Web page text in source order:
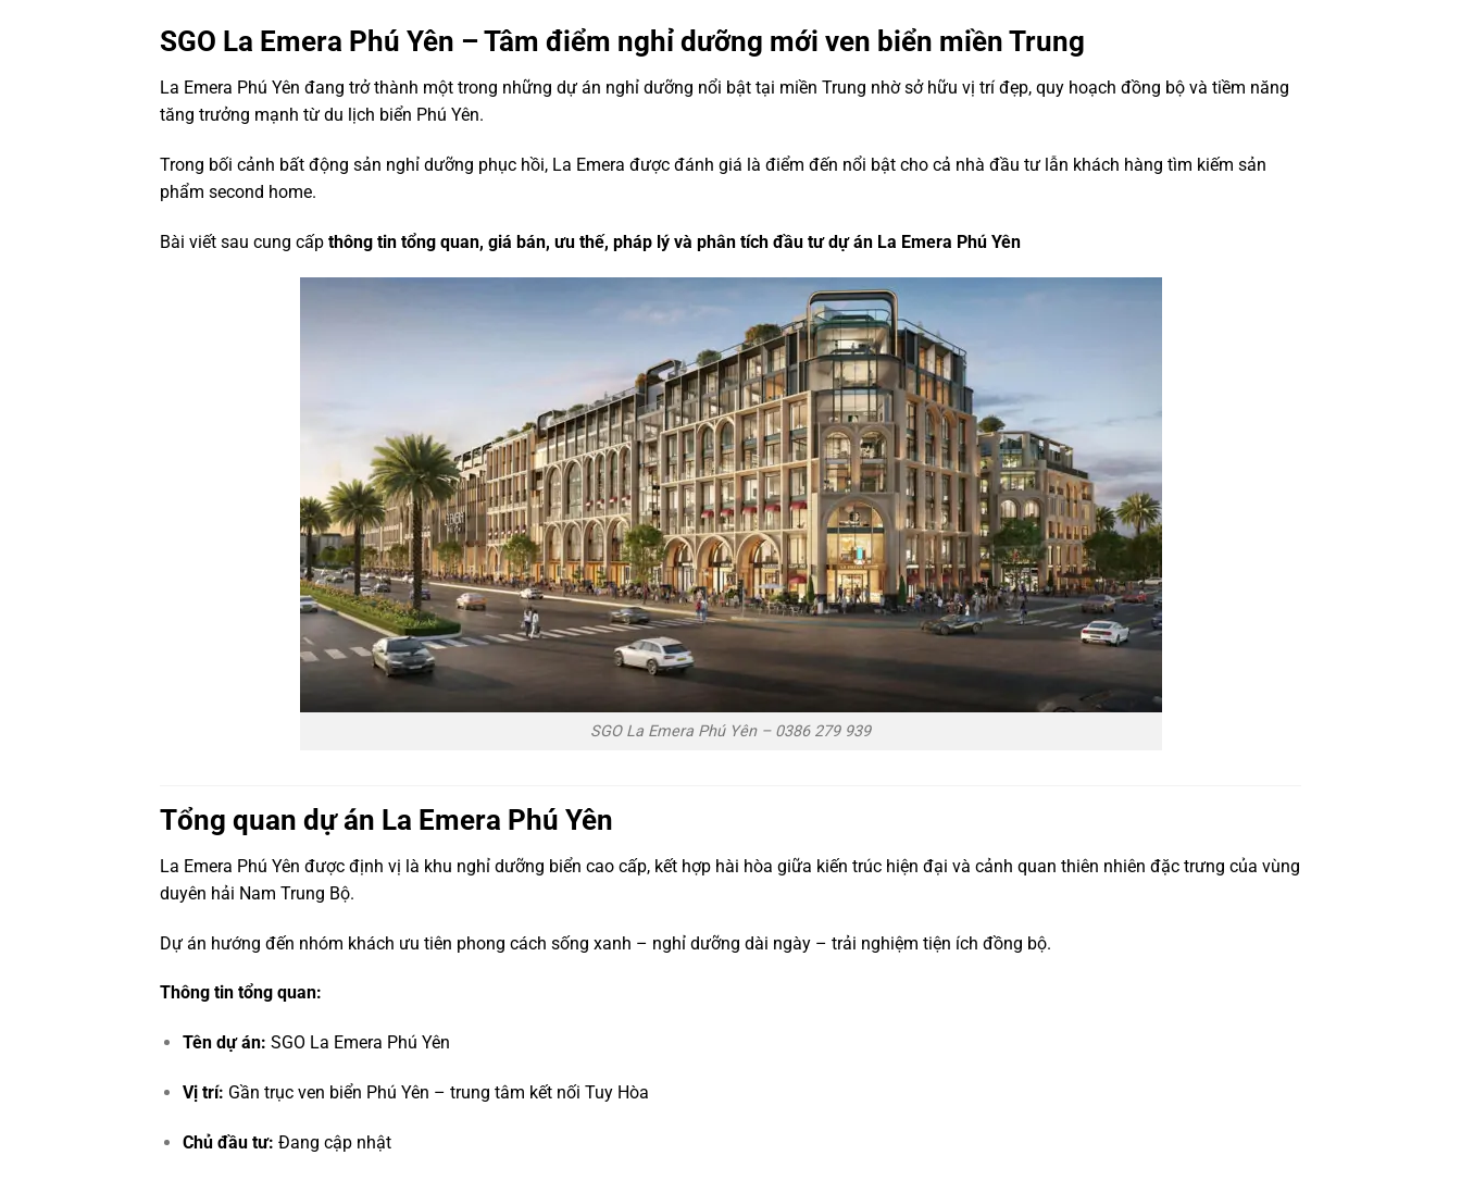
SGO La Emera Phú Yên – Tâm điểm nghỉ dưỡng mới ven biển miền Trung
La Emera Phú Yên đang trở thành một trong những dự án nghỉ dưỡng nổi bật tại miền Trung nhờ sở hữu vị trí đẹp, quy hoạch đồng bộ và tiềm năng
tăng trưởng mạnh từ du lịch biển Phú Yên.
Trong bối cảnh bất động sản nghỉ dưỡng phục hồi, La Emera được đánh giá là điểm đến nổi bật cho cả nhà đầu tư lẫn khách hàng tìm kiếm sản
phẩm second home.
Bài viết sau cung cấp thông tin tổng quan, giá bán, ưu thế, pháp lý và phân tích đầu tư dự án La Emera Phú Yên
SGO La Emera Phú Yên – 0386 279 939
Tổng quan dự án La Emera Phú Yên
La Emera Phú Yên được định vị là khu nghỉ dưỡng biển cao cấp, kết hợp hài hòa giữa kiến trúc hiện đại và cảnh quan thiên nhiên đặc trưng của vùng
duyên hải Nam Trung Bộ.
Dự án hướng đến nhóm khách ưu tiên phong cách sống xanh – nghỉ dưỡng dài ngày – trải nghiệm tiện ích đồng bộ.
Thông tin tổng quan:
Tên dự án: SGO La Emera Phú Yên
Vị trí: Gần trục ven biển Phú Yên – trung tâm kết nối Tuy Hòa
Chủ đầu tư: Đang cập nhật